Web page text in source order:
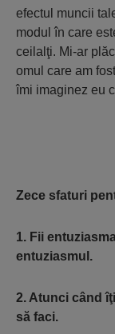
efectul muncii
modul în care
ceilalţi. Mi-ar
omul care am
îmi imaginez eu
Zece sfaturi
1. Fii
entuziasmul.
2. Atunci când
să faci.